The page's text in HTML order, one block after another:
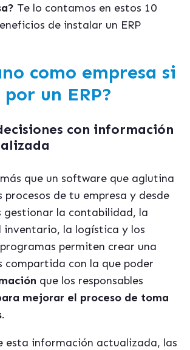
Te lo contamos en estos 10
de instalar un ERP
como empresa si
un ERP?
con información
más que un software que aglutina
procesos de tu empresa y desde
gestionar la contabilidad, la
inventario, la logística y los
permiten crear una
compartida con la que poder
que los responsables
mejorar el proceso de toma
.
esta información actualizada, las